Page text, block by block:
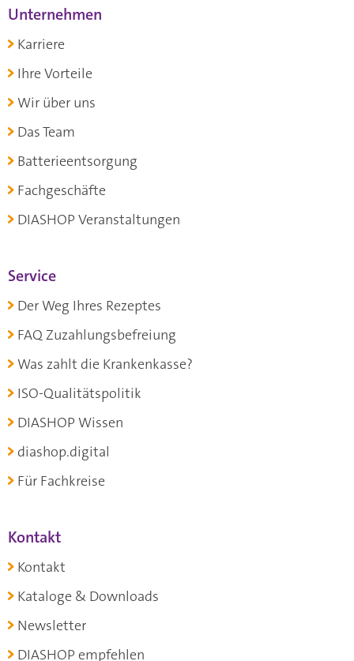
Unternehmen
Karriere
Ihre Vorteile
Wir über uns
Das Team
Batterieentsorgung
Fachgeschäfte
DIASHOP Veranstaltungen
Service
Der Weg Ihres Rezeptes
FAQ Zuzahlungsbefreiung
Was zahlt die Krankenkasse?
ISO-Qualitätspolitik
DIASHOP Wissen
diashop.digital
Für Fachkreise
Kontakt
Kontakt
Kataloge & Downloads
Newsletter
DIASHOP empfehlen